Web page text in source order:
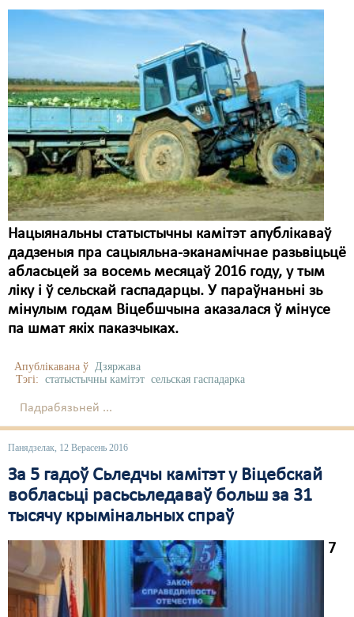
Нацыянальны статыстычны камітэт апублікаваў
дадзеныя пра сацыяльна-эканамічнае разьвіцьцё
абласьцей за восемь месяцаў 2016 году, у тым
ліку і ў сельскай гаспадарцы. У параўнаньні зь
мінулым годам Віцебшчына аказалася ў мінусе
па шмат якіх паказчыках.
Апублікавана ў Дзяржава
Тэгі: статыстычны камітэт сельская гаспадарка
Падрабязьней ...
Панядзелак, 12 Верасень 2016
За 5 гадоў Сьледчы камітэт у Віцебскай
вобласьці расьсьледаваў больш за 31
тысячу крымінальных спраў
7